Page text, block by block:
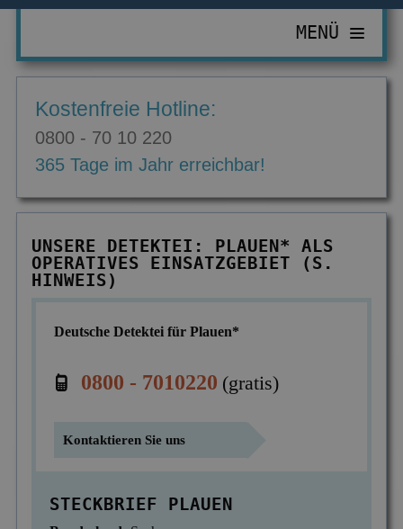
PRIVATDETEKTIV
Erbschaft & Erbanspruch
Nachweis Eheähnlichkeit
Personen- & Zeugensuche
Unterhalt & Alimente
WIRTSCHAFTSDETEKTIV
ZUR ÜBERSICHT
Computerkriminalität
Einkommensüberprüfung
Korruptionsbekämpfung
Mitarbeiterüberwachung
EINSATZGEBIETE
Düsseldorf
INFORMATIONEN
Aktuelles
Ausrüstung
Preise
MENÜ
Kostenfreie Hotline:
0800 - 70 10 220
365 Tage im Jahr erreichbar!
UNSERE DETEKTEI: PLAUEN* ALS
OPERATIVES EINSATZGEBIET (S.
HINWEIS)
Deutsche Detektei für Plauen*
0800 - 7010220 (gratis)
Kontaktieren Sie uns
STECKBRIEF PLAUEN